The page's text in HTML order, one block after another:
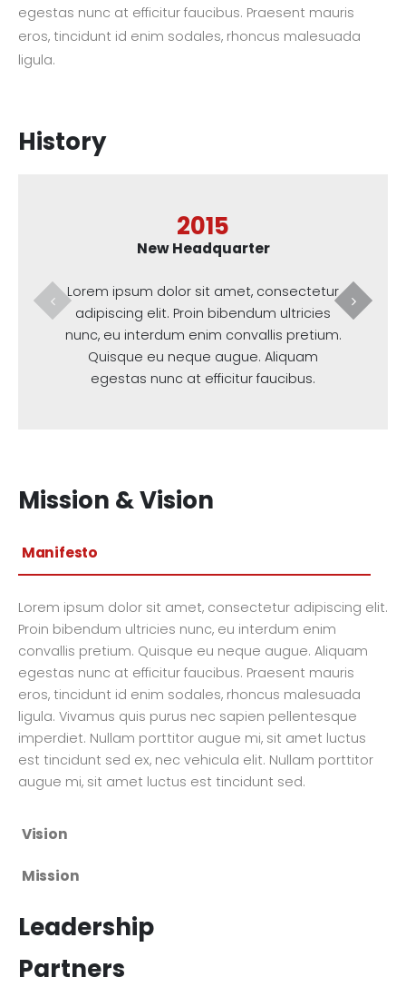
egestas nunc at efficitur faucibus. Praesent mauris
eros, tincidunt id enim sodales, rhoncus malesuada
ligula.
History
2015
New Headquarter
Lorem ipsum dolor sit amet, consectetur
adipiscing elit. Proin bibendum ultricies
nunc, eu interdum enim convallis pretium.
Quisque eu neque augue. Aliquam
egestas nunc at efficitur faucibus.
Lorem
Mission & Vision
Manifesto
Lorem ipsum dolor sit amet, consectetur adipiscing elit.
Proin bibendum ultricies nunc, eu interdum enim
convallis pretium. Quisque eu neque augue. Aliquam
egestas nunc at efficitur faucibus. Praesent mauris
eros, tincidunt id enim sodales, rhoncus malesuada
ligula. Vivamus quis purus nec sapien pellentesque
imperdiet. Nullam porttitor augue mi, sit amet luctus
est tincidunt sed ex, nec vehicula elit. Nullam porttitor
augue mi, sit amet luctus est tincidunt sed.
Vision
Mission
Leadership
Partners